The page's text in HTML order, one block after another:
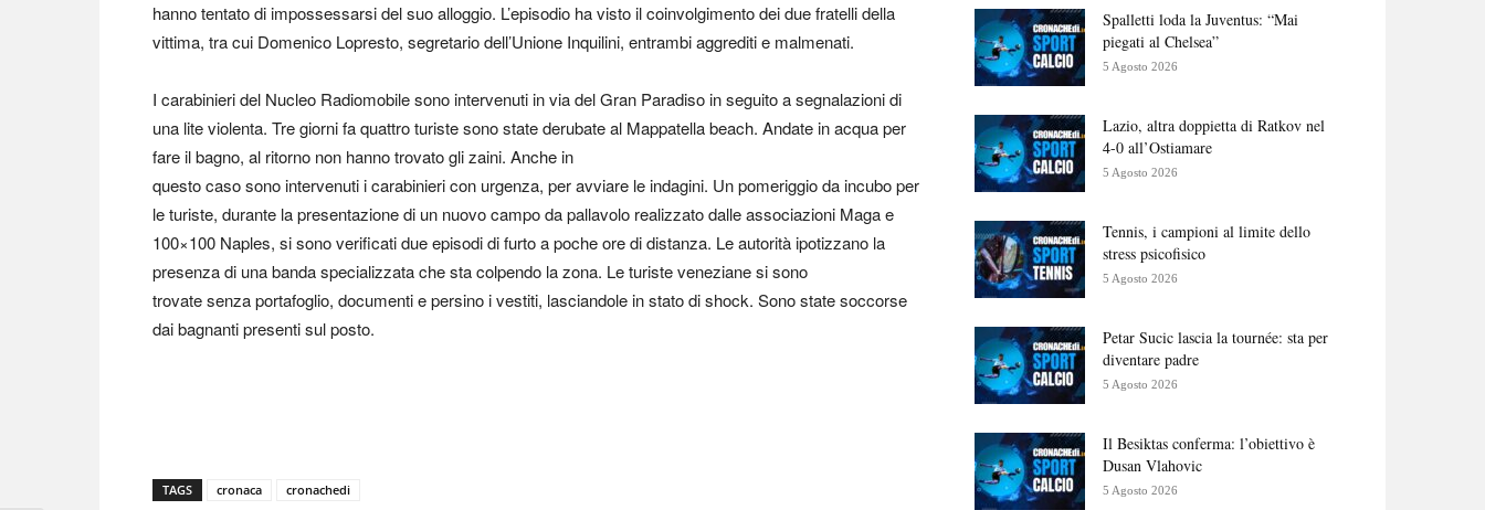
hanno tentato di impossessarsi del suo alloggio. L’episodio ha visto il coinvolgimento dei due fratelli della
vittima, tra cui Domenico Lopresto, segretario dell’Unione Inquilini, entrambi aggrediti e malmenati.
I carabinieri del Nucleo Radiomobile sono intervenuti in via del Gran Paradiso in seguito a segnalazioni di
una lite violenta. Tre giorni fa quattro turiste sono state derubate al Mappatella beach. Andate in acqua per
fare il bagno, al ritorno non hanno trovato gli zaini. Anche in
questo caso sono intervenuti i carabinieri con urgenza, per avviare le indagini. Un pomeriggio da incubo per
le turiste, durante la presentazione di un nuovo campo da pallavolo realizzato dalle associazioni Maga e
100×100 Naples, si sono verificati due episodi di furto a poche ore di distanza. Le autorità ipotizzano la
presenza di una banda specializzata che sta colpendo la zona. Le turiste veneziane si sono
trovate senza portafoglio, documenti e persino i vestiti, lasciandole in stato di shock. Sono state soccorse
dai bagnanti presenti sul posto.
TAGS cronaca cronachedi
Spalletti loda la Juventus: “Mai
piegati al Chelsea”
5 Agosto 2026
Lazio, altra doppietta di Ratkov nel
4-0 all’Ostiamare
5 Agosto 2026
Tennis, i campioni al limite dello
stress psicofisico
5 Agosto 2026
Petar Sucic lascia la tournée: sta per
diventare padre
5 Agosto 2026
Il Besiktas conferma: l’obiettivo è
Dusan Vlahovic
5 Agosto 2026